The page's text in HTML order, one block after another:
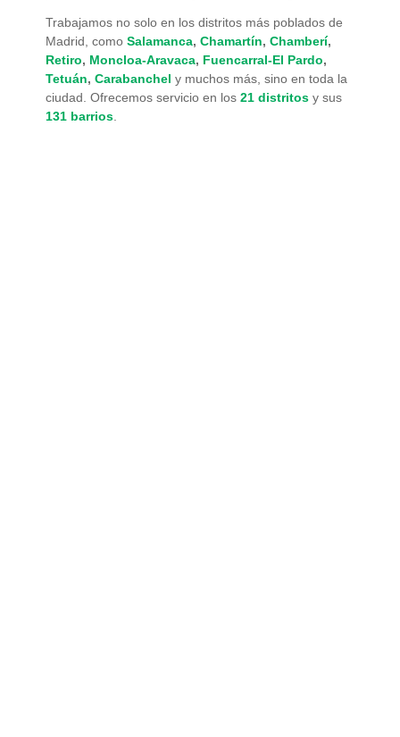
Trabajamos no solo en los distritos más poblados de
Madrid, como Salamanca, Chamartín, Chamberí,
Retiro, Moncloa-Aravaca, Fuencarral-El Pardo,
Tetuán, Carabanchel y muchos más, sino en toda la
ciudad. Ofrecemos servicio en los 21 distritosy sus
131 barrios.